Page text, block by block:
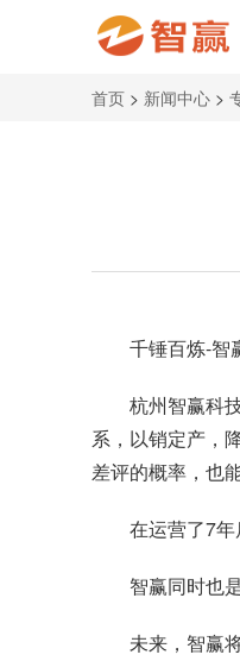
首页 > 新闻中心 >
千锤百炼-智
杭州智赢科
系，以销定产，
差评的概率，也
在运营了7
智赢同时也
未来，智赢